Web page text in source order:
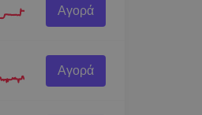
Αγορά
Αγορά